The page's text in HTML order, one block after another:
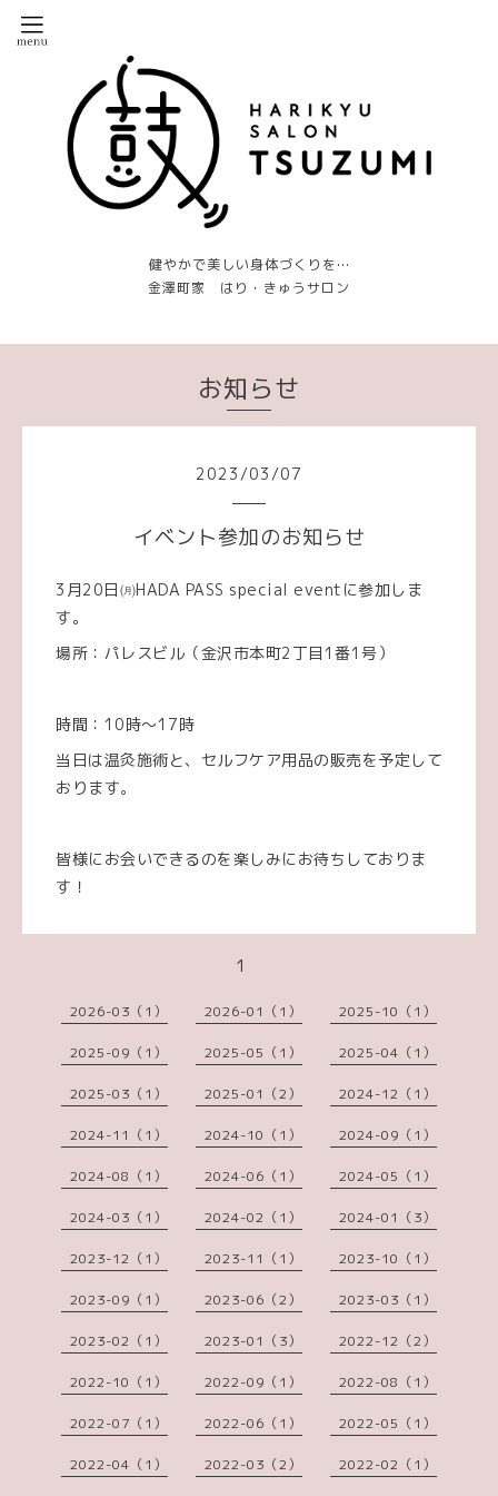
健やかで美しい身体づくりを…
金澤町家 はり・きゅうサロン
お知らせ
2023 /03 /07
イベント参加のお知らせ
3月20日㈪HADA PASS special eventに参加しま
す。
場所：パレスビル（金沢市本町2丁目1番1号）
時間：10時～17時
当日は温灸施術と、セルフケア用品の販売を予定して
おります。
皆様にお会いできるのを楽しみにお待ちしておりま
す！
1
2026-03（1） 2026-01（1） 2025-10（1）
2025-09（1） 2025-05（1） 2025-04（1）
2025-03（1） 2025-01（2） 2024-12（1）
2024-11（1） 2024-10（1） 2024-09（1）
2024-08（1） 2024-06（1） 2024-05（1）
2024-03（1） 2024-02（1） 2024-01（3）
2023-12（1） 2023-11（1） 2023-10（1）
2023-09（1） 2023-06（2） 2023-03（1）
2023-02（1） 2023-01（3） 2022-12（2）
2022-10（1） 2022-09（1） 2022-08（1）
2022-07（1） 2022-06（1） 2022-05（1）
2022-04（1） 2022-03（2） 2022-02（1）